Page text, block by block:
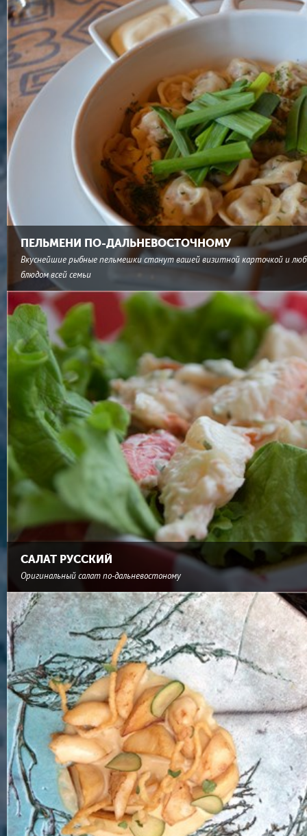
ПЕЛЬМЕНИ ПО-ДАЛЬНЕВОСТОЧНОМУ
Вкуснейшие рыбные пельмешки станут вашей визитной карточкой и
блюдом всей семьи
САЛАТ РУССКИЙ
Оригинальный салат по-дальневостоному